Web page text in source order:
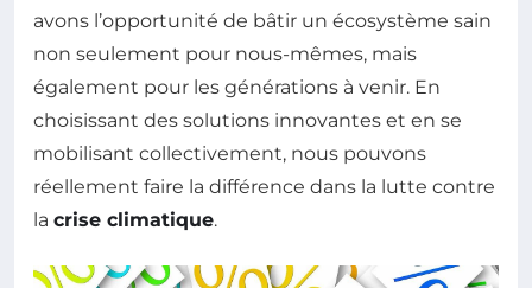
avons l’opportunité de bâtir un écosystème sain
non seulement pour nous-mêmes, mais
également pour les générations à venir. En
choisissant des solutions innovantes et en se
mobilisant collectivement, nous pouvons
réellement faire la différence dans la lutte contre
la crise climatique.